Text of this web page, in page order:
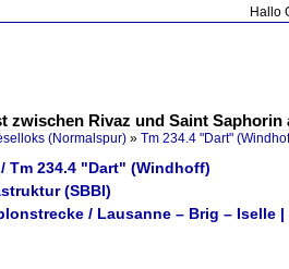
Hallo
zwischen Rivaz und Saint
(Normalspur) » Tm 234.4 "Dart"
Tm 234.4 "Dart" (Windhoff)
(SBBI)
/ Lausanne – Brig – Iselle |